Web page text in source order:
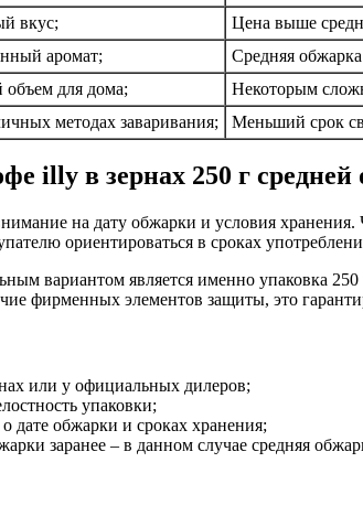
вкус;
Цена выше
аромат;
Средняя
объем для дома;
Некоторым
методах заваривания;
Меньший срок
illy в зернах 250 г средней
на дату обжарки и условия
ориентироваться в сроках
вариантом является именно упаковка
фирменных элементов защиты, это
или у официальных дилеров;
упаковки;
дате обжарки и сроках хранения;
заранее – в данном случае средняя